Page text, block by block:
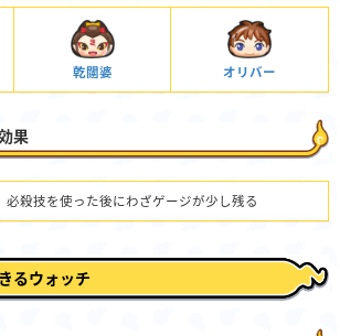
乾闥婆 オリバー
果
必殺技を使った後にわざゲージが少し残る
るウォッチ